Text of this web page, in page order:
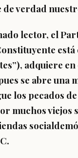
de verdad
lector, el
adquiere
se abre una
los pecados
muchos viejos